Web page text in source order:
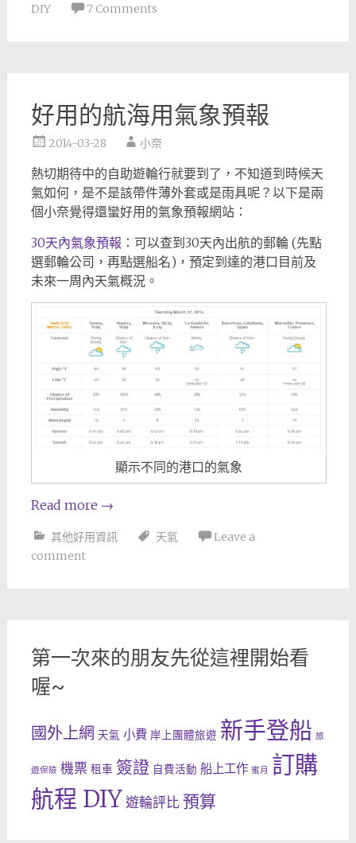
DIY
7 Comments
好用的航海用氣象預報
2014-03-28 小奈
熱切期待中的自助遊輪行就要到了，不知道到時候天
氣如何，是不是該帶件薄外套或是雨具呢？以下是兩
個小奈覺得還蠻好用的氣象預報網站：
30天內氣象預報 ：可以查到30天內出航的郵輪 (先點
選郵輪公司，再點選船名)，預定到達的港口目前及
未來一周內天氣概況。
顯示不同的港口的氣象
Read more →
其他好用資訊 天氣
Leave a
comment
第一次來的朋友先從這裡開始看
喔~
國外上網 天氣 小費 岸上團體旅遊 新手登船 旅
遊保險 機票 租車 簽證 自費活動 船上工作 蜜月 訂購
航程 DIY遊輪評比預算